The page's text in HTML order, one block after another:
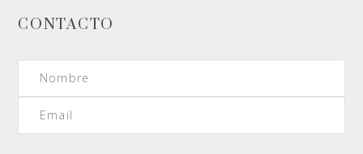
CONTACTO